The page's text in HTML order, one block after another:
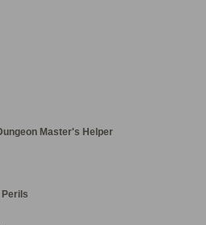
Master's Helper
Perils